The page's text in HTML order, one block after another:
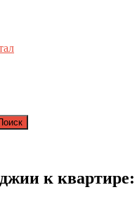
к